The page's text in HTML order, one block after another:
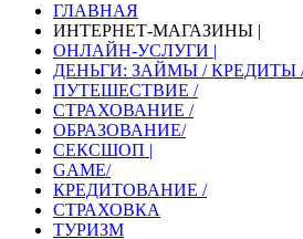
ГЛАВНАЯ
ИНТЕРНЕТ-МАГАЗИНЫ |
ОНЛАЙН-УСЛУГИ |
ДЕНЬГИ: ЗАЙМЫ / КРЕДИТЫ
ПУТЕШЕСТВИЕ /
СТРАХОВАНИЕ /
ОБРАЗОВАНИЕ/
СЕКСШОП |
GAME/
КРЕДИТОВАНИЕ /
СТРАХОВКА
ТУРИЗМ